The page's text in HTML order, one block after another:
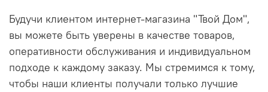
Будучи клиентом интернет-магазина "Твой Дом",
вы можете быть уверены в качестве товаров,
оперативности обслуживания и индивидуальном
подходе к каждому заказу. Мы стремимся к тому,
чтобы наши клиенты получали только лучшие